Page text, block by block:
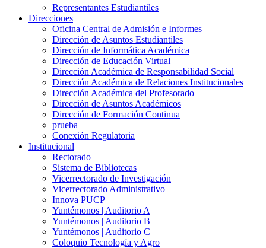
Representantes Estudiantiles
Direcciones
Oficina Central de Admisión e Informes
Dirección de Asuntos Estudiantiles
Dirección de Informática Académica
Dirección de Educación Virtual
Dirección Académica de Responsabilidad Social
Dirección Académica de Relaciones Institucionales
Dirección Académica del Profesorado
Dirección de Asuntos Académicos
Dirección de Formación Continua
prueba
Conexión Regulatoria
Institucional
Rectorado
Sistema de Bibliotecas
Vicerrectorado de Investigación
Vicerrectorado Administrativo
Innova PUCP
Yuntémonos | Auditorio A
Yuntémonos | Auditorio B
Yuntémonos | Auditorio C
Coloquio Tecnología y Agro